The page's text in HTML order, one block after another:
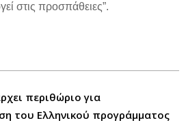
στις προσπάθειες”.
περιθώριο για
του Eλληνικού προγράμματος